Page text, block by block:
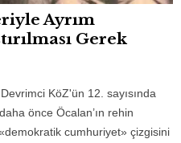
Ayrım
Gerek
KöZ'ün 12. sayısında
önce Öcalan’ın rehin
«demokratik cumhuriyet» çizgisini